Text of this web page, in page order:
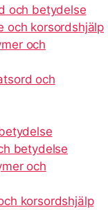
och betydelse
och korsordshjälp
och
och
betydelse
och
korsordshjälp